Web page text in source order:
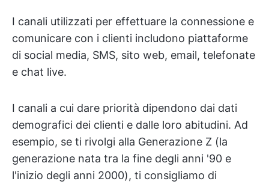
I canali utilizzati per effettuare la connessione e
comunicare con i clienti includono piattaforme
di social media, SMS, sito web, email, telefonate
e chat live.
I canali a cui dare priorità dipendono dai dati
demografici dei clienti e dalle loro abitudini. Ad
esempio, se ti rivolgi alla Generazione Z (la
generazione nata tra la fine degli anni '90 e
l'inizio degli anni 2000), ti consigliamo di